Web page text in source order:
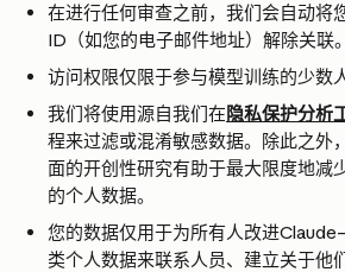
在进行任何审查之前，我们会自动将
ID（如您的电子邮件地址）解除关联。
访问权限仅限于参与模型训练的少数
我们将使用源自我们在隐私保护分析
程来过滤或混淆敏感数据。除此之外
面的开创性研究有助于最大限度地减
的个人数据。
您的数据仅用于为所有人改进
类个人数据来联系人员、建立关于他